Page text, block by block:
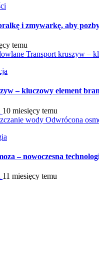
i zmywarkę, aby
temu
Transport kruszyw –
– kluczowy element
10 miesięcy temu
Odwrócona
– nowoczesna
11 miesięcy temu